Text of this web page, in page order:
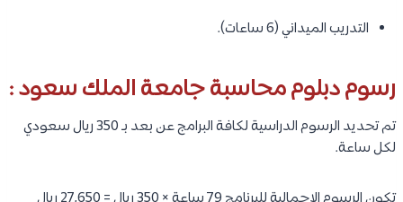
التدريب الميداني (6 ساعات).
رسوم دبلوم محاسبة جامعة الملك سعود :
تم تحديد الرسوم الدراسية لكافة البرامج عن بعد بـ 350 ريال سعودي
لكل ساعة.